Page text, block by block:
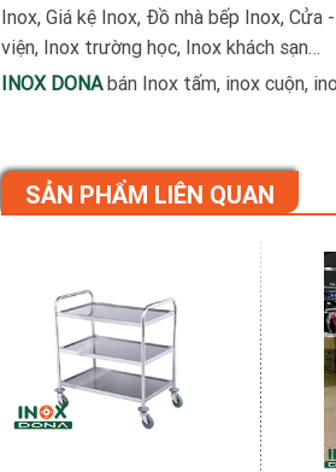
Inox, Giá kệ Inox, Đồ nhà bếp Inox,
viện, Inox trường học, Inox khách sạn…
INOX DONAbán Inox tấm, inox cuộn,
SẢN PHẨM LIÊN QUAN